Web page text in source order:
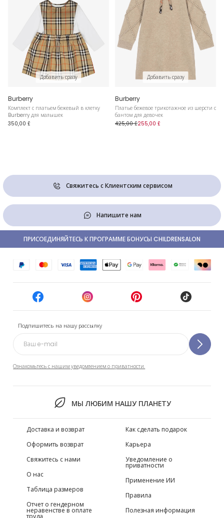
Добавить сразу
Burberry
Комплект с платьем бежевый в клетку
Burberry для малышек
350,00 £
Добавить сразу
Burberry
Платье бежевое трикотажное из шерсти с
бантом для девочек
425,00 £255,00 £
Свяжитесь с Клиентским сервисом
Напишите нам
Подпишитесь на нашу рассылку
Ознакомьтесь с нашим уведомлением о приватности.
МЫ ЛЮБИМ НАШУ ПЛАНЕТУ
ПРИСОЕДИНЯЙТЕСЬ К ПРОГРАММЕ БОНУСЫ CHILDRENSALON
Доставка и возврат
Оформить возврат
Свяжитесь с нами
О нас
Таблица размеров
Отчет о гендерном
неравенстве в оплате
труда
Как сделать подарок
Карьера
Уведомление о
приватности
Применение ИИ
Правила
Полезная информация